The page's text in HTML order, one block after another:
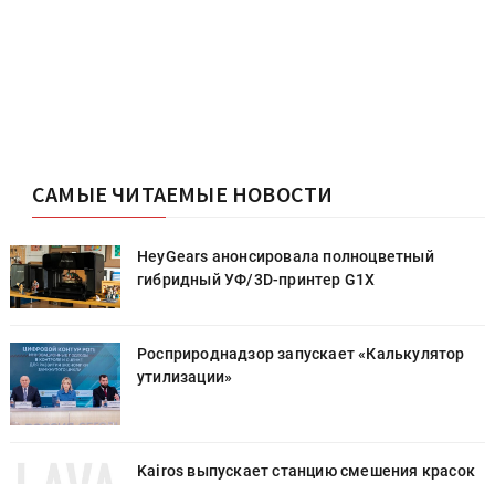
САМЫЕ ЧИТАЕМЫЕ НОВОСТИ
HeyGears анонсировала полноцветный
гибридный УФ/3D-принтер G1X
Росприроднадзор запускает «Калькулятор
утилизации»
Kairos выпускает станцию смешения красок